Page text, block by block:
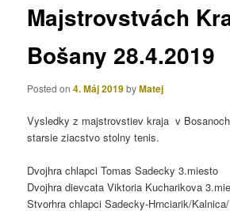
Majstrovstvách
Bošany 28.4.2019
Posted on4. Máj 2019byMatej
Vysledky z majstrovstiev kraja v
starsie ziacstvo stolny tenis.
Dvojhra chlapci Tomas Sadecky 3.miesto
Dvojhra dievcata Viktoria Kucharikova
Stvorhra chlapci Sadecky-Hrnciarik/